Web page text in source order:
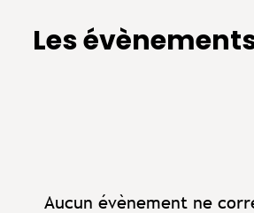
Les
Aucun évènement ne